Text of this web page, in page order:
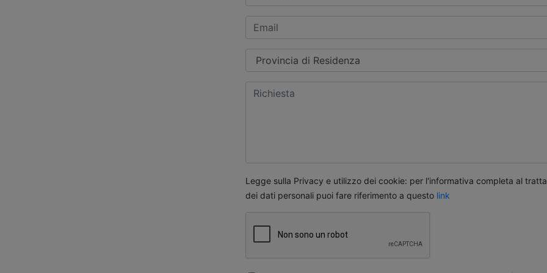
Legge sulla Privacy e utilizzo dei cookie: per l'informativa completa al
dei dati personali puoi fare riferimento a questo link